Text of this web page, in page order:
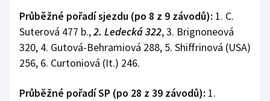
Průběžné pořadí sjezdu (po 8 z 9 závodů): 1. C.
Suterová 477 b.,2. Ledecká 322, 3. Brignoneová
320, 4. Gutová-Behramiová 288, 5. Shiffrinová (USA)
256, 6. Curtoniová (It.) 246.
Průběžné pořadí SP (po 28 z 39 závodů): 1.